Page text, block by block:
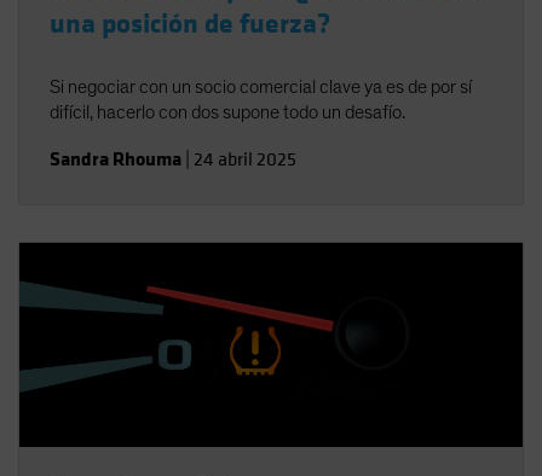
una posición de fuerza?
Si negociar con un socio comercial clave ya es de por sí
difícil, hacerlo con dos supone todo un desafío.
Sandra Rhouma 24 abril 2025